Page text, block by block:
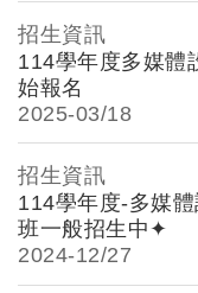
招生資訊
114學年度多媒體
始報名
2025-03/18
招生資訊
114學年度-多媒
班一般招生中✦
2024-12/27